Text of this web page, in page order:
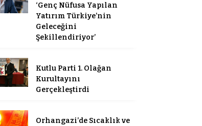
‘Genç Nüfusa Yapılan
Yatırım Türkiye’nin
Geleceğini
Şekillendiriyor’
Kutlu Parti 1. Olağan
Kurultayını
Gerçekleştirdi
Orhangazi’de Sıcaklık ve